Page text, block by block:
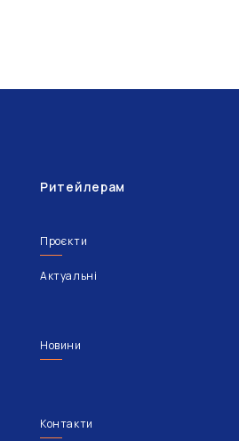
Ритейлерам
Проєкти
Актуальні
Новини
Контакти